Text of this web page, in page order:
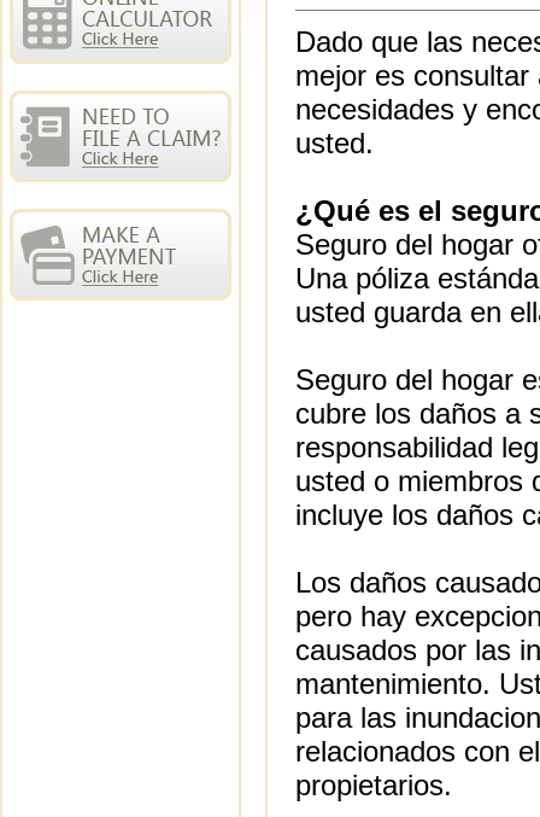
Dado que las
mejor es
necesidades y
usted.
¿Qué es el
Seguro del hogar
Una póliza
usted guarda en
Seguro del hogar
cubre los daños a
responsabilidad
usted o miembros
incluye los daños
Los daños
pero hay
causados por las
mantenimiento.
para las
relacionados con
propietarios.